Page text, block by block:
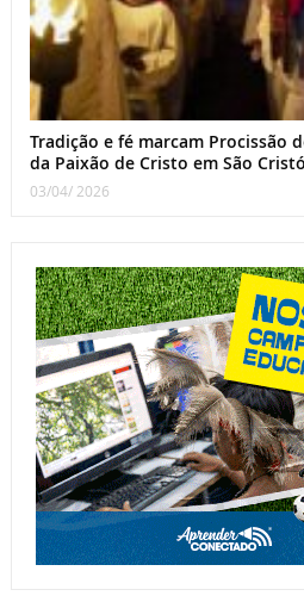
Tradição e fé marcam Procissão
da Paixão de Cristo em São
03/04/ 2026